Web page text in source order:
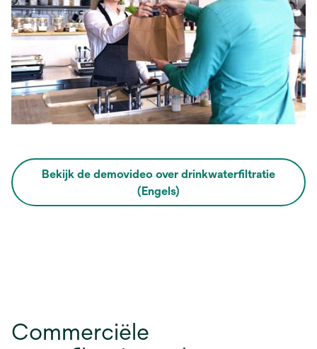
Bekijk de demovideo over drinkwaterfiltratie
(Engels)
opens
in
Commerciële